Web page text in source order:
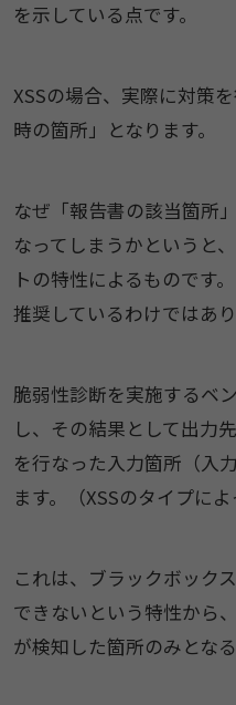
を示している点です。
XSSの場合、実際に対策
時の箇所」となります。
なぜ「報告書の該当箇所
なってしまうかというと
トの特性によるものです
推奨しているわけではあり
脆弱性診断を実施するベ
し、その結果として出力
を行なった入力箇所（入
ます。（XSSのタイプに
これは、ブラックボック
できないという特性から
が検知した箇所のみとなる